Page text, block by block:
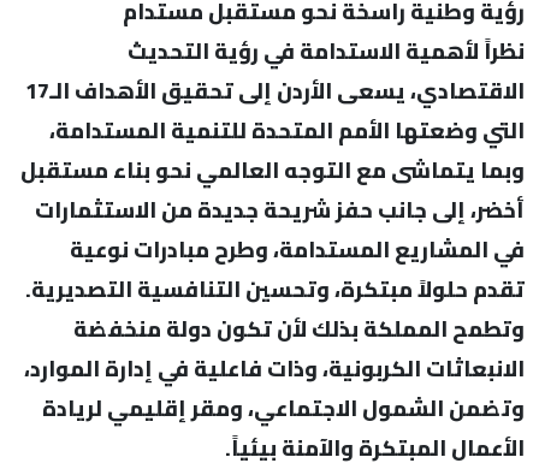
رؤية وطنية راسخة نحو مستقبل مستدام
نظراً لأهمية الاستدامة في رؤية التحديث
الاقتصادي، يسعى الأردن إلى تحقيق الأهداف الـ17
التي وضعتها الأمم المتحدة للتنمية المستدامة،
وبما يتماشى مع التوجه العالمي نحو بناء مستقبل
أخضر، إلى جانب حفز شريحة جديدة من الاستثمارات
في المشاريع المستدامة، وطرح مبادرات نوعية
تقدم حلولاً مبتكرة، وتحسين التنافسية التصديرية.
وتطمح المملكة بذلك لأن تكون دولة منخفضة
الانبعاثات الكربونية، وذات فاعلية في إدارة الموارد،
وتضمن الشمول الاجتماعي، ومقر إقليمي لريادة
الأعمال المبتكرة والآمنة بيئياً.